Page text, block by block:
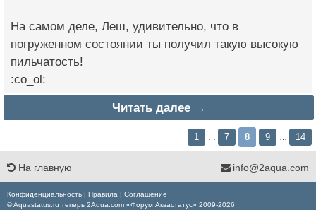
На самом деле, Леш, удивительно, что в
погруженном состоянии ты получил такую высокую
пильчатость!
:co_ol:
Читать далее →
1 7 8 9 14
На главную info@2aqua.com
Конфиденциальность | Правила | Соглашение
© Aquastatus.ru теперь 2Aqua.com «Форум Аквастатус» 2009-2026